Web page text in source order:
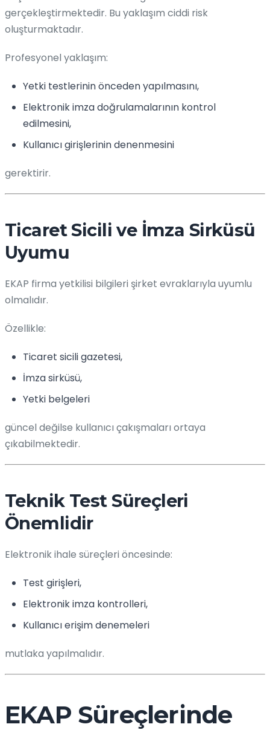
gerçekleştirmektedir. Bu yaklaşım ciddi risk
oluşturmaktadır.
Profesyonel yaklaşım:
Yetki testlerinin önceden yapılmasını,
Elektronik imza doğrulamalarının kontrol
edilmesini,
Kullanıcı girişlerinin denenmesini
gerektirir.
Ticaret Sicili ve İmza Sirküsü
Uyumu
EKAP firma yetkilisi bilgileri şirket evraklarıyla uyumlu
olmalıdır.
Özellikle:
Ticaret sicili gazetesi,
İmza sirküsü,
Yetki belgeleri
güncel değilse kullanıcı çakışmaları ortaya
çıkabilmektedir.
Teknik Test Süreçleri
Önemlidir
Elektronik ihale süreçleri öncesinde:
Test girişleri,
Elektronik imza kontrolleri,
Kullanıcı erişim denemeleri
mutlaka yapılmalıdır.
EKAP Süreçlerinde